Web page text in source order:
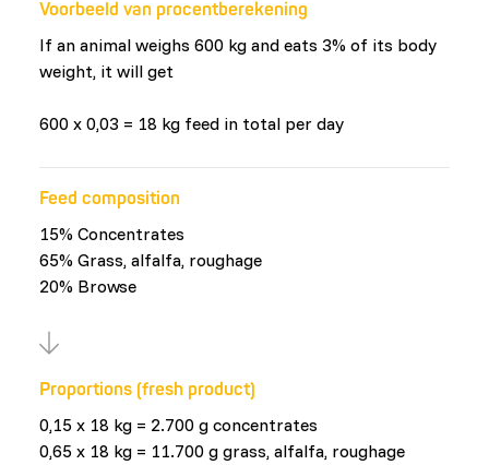
Voorbeeld van procentberekening
If an animal weighs 600 kg and eats 3% of its body
weight, it will get
600 x 0,03 = 18 kg feed in total per day
Feed composition
15% Concentrates
65% Grass, alfalfa, roughage
20% Browse
Proportions (fresh product)
0,15 x 18 kg = 2.700 g concentrates
0,65 x 18 kg = 11.700 g grass, alfalfa, roughage